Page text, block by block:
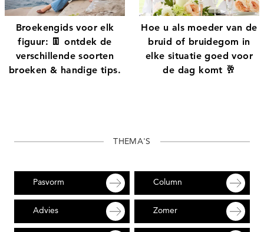
Broekengids voor elk
figuur: 👖 ontdek de
verschillende soorten
broeken & handige tips.
Hoe u als moeder van de
bruid of bruidegom in
elke situatie goed voor
de dag komt 🥂
THEMA'S
Pasvorm Column
Advies Zomer